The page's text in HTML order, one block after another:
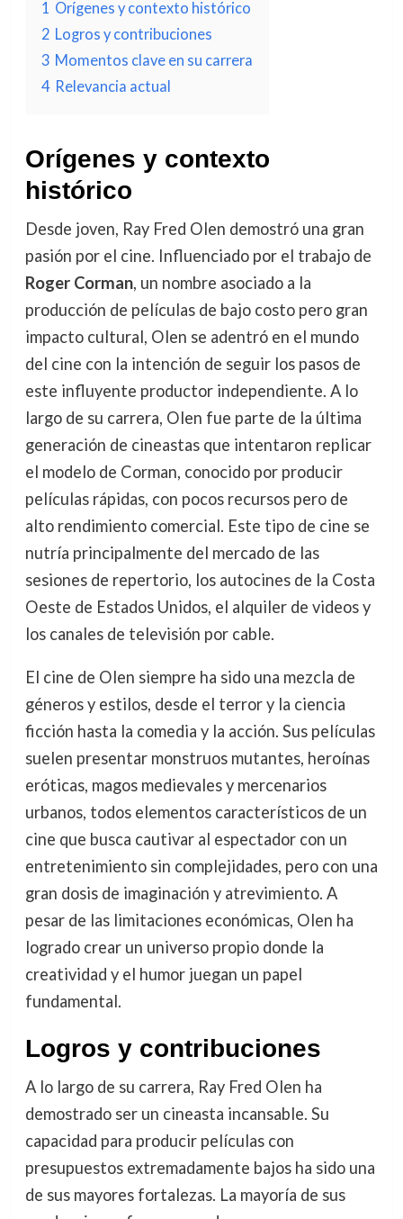
1 Orígenes y contexto histórico
2 Logros y contribuciones
3 Momentos clave en su carrera
4 Relevancia actual
Orígenes y contexto
histórico
Desde joven, Ray Fred Olen demostró una gran
pasión por el cine. Influenciado por el trabajo de
Roger Corman, un nombre asociado a la
producción de películas de bajo costo pero gran
impacto cultural, Olen se adentró en el mundo
del cine con la intención de seguir los pasos de
este influyente productor independiente. A lo
largo de su carrera, Olen fue parte de la última
generación de cineastas que intentaron replicar
el modelo de Corman, conocido por producir
películas rápidas, con pocos recursos pero de
alto rendimiento comercial. Este tipo de cine se
nutría principalmente del mercado de las
sesiones de repertorio, los autocines de la Costa
Oeste de Estados Unidos, el alquiler de videos y
los canales de televisión por cable.
El cine de Olen siempre ha sido una mezcla de
géneros y estilos, desde el terror y la ciencia
ficción hasta la comedia y la acción. Sus películas
suelen presentar monstruos mutantes, heroínas
eróticas, magos medievales y mercenarios
urbanos, todos elementos característicos de un
cine que busca cautivar al espectador con un
entretenimiento sin complejidades, pero con una
gran dosis de imaginación y atrevimiento. A
pesar de las limitaciones económicas, Olen ha
logrado crear un universo propio donde la
creatividad y el humor juegan un papel
fundamental.
Logros y contribuciones
A lo largo de su carrera, Ray Fred Olen ha
demostrado ser un cineasta incansable. Su
capacidad para producir películas con
presupuestos extremadamente bajos ha sido una
de sus mayores fortalezas. La mayoría de sus